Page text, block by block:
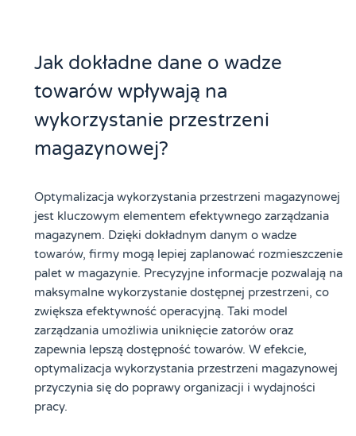
Jak dokładne dane o wadze
towarów wpływają na
wykorzystanie przestrzeni
magazynowej?
Optymalizacja wykorzystania przestrzeni magazynowej
jest kluczowym elementem efektywnego zarządzania
magazynem. Dzięki dokładnym danym o wadze
towarów, firmy mogą lepiej zaplanować rozmieszczenie
palet w magazynie. Precyzyjne informacje pozwalają na
maksymalne wykorzystanie dostępnej przestrzeni, co
zwiększa efektywność operacyjną. Taki model
zarządzania umożliwia uniknięcie zatorów oraz
zapewnia lepszą dostępność towarów. W efekcie,
optymalizacja wykorzystania przestrzeni magazynowej
przyczynia się do poprawy organizacji i wydajności
pracy.